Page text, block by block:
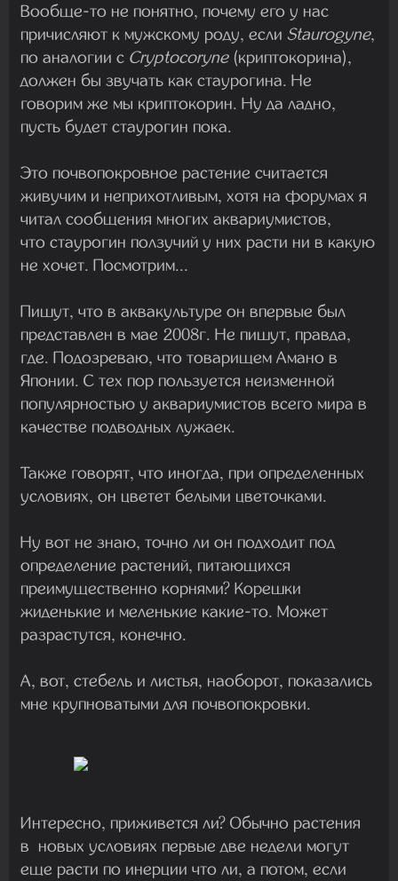
Вообще-то не понятно, почему его у нас
причисляют к мужскому роду, если Staurogyne,
по аналогии с Cryptocoryne (криптокорина),
должен бы звучать как стаурогина. Не
говорим же мы криптокорин. Ну да ладно,
пусть будет стаурогин пока.
Это почвопокровное растение считается
живучим и неприхотливым, хотя на форумах я
читал сообщения многих аквариумистов,
что стаурогин ползучий у них расти ни в какую
не хочет. Посмотрим...
Пишут, что в аквакультуре он впервые был
представлен в мае 2008г. Не пишут, правда,
где. Подозреваю, что товарищем Амано в
Японии. С тех пор пользуется неизменной
популярностью у аквариумистов всего мира в
качестве подводных лужаек.
Также говорят, что иногда, при определенных
условиях, он цветет белыми цветочками.
Ну вот не знаю, точно ли он подходит под
определение растений, питающихся
преимущественно корнями? Корешки
жиденькие и меленькие какие-то. Может
разрастутся, конечно.
А, вот, стебель и листья, наоборот, показались
мне крупноватыми для почвопокровки.
Интересно, приживется ли? Обычно растения
в новых условиях первые две недели могут
еще расти по инерции что ли, а потом, если